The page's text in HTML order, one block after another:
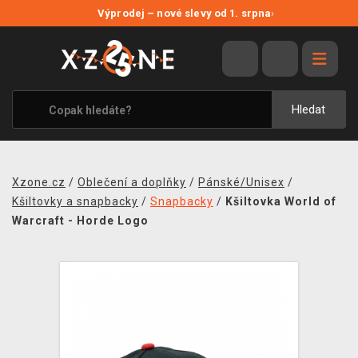
Výprodej – nové slevy od 1. srpna›
Hledat
VÝPRODEJ
VIDEOHRY
XZONE ORIGINALS
TÉMATIKY
MERCHANDISE
Xzone.cz / Oblečení a doplňky / Pánské/Unisex /
Kšiltovky a snapbacky / Snapbacky / Kšiltovka World of
Warcraft - Horde Logo